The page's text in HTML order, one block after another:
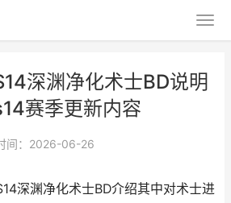
深渊净化术士BD说明
赛季更新内容
间：2026-06-26
深渊净化术士BD介绍其中对术士进